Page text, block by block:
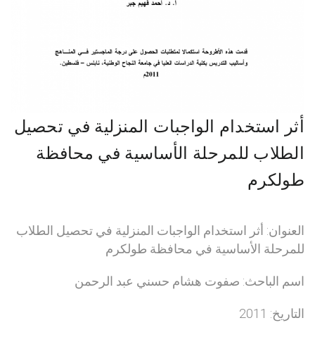
أثر استخدام الواجبات المنزلية في تحصيل
الطلاب للمرحلة الأساسية في محافظة
طولكرم
العنوان: أثر استخدام الواجبات المنزلية في تحصيل الطلاب
للمرحلة الأساسية في محافظة طولكرم
اسم الباحث: صفوت هشام حسني عبد الرحمن
التاريخ: 2011